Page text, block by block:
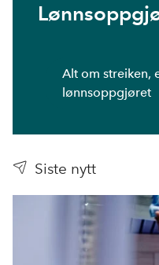
Alt om streiken,
lønnsoppgjøret
Siste nytt